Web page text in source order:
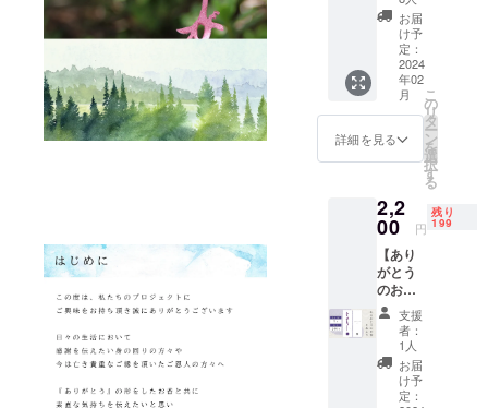
発信を、皆
様と共に歩
んでいけれ
ばと願って
おります。
単色カ
ラー
（バイ
オレッ
ト）
《2月ご
用意数
量》 限
定200本
《お届
定》
2024年
2月下旬
より順
次発送
大切な
方への
贈り物
にもご
利用い
ただけ
るよう
お届
け予
定：
2024
年02
月
詳細を見る
こ
の
リ
タ
ー
ン
を
選
択
す
る
2,2
00 円
残り
199
【あり
がとう
のお香
１本入
り】
《色》
単色カ
ラー
（バイ
支援
者：
1人
お届
け予
定：